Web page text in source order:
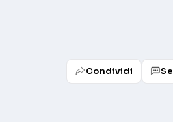
Condividi